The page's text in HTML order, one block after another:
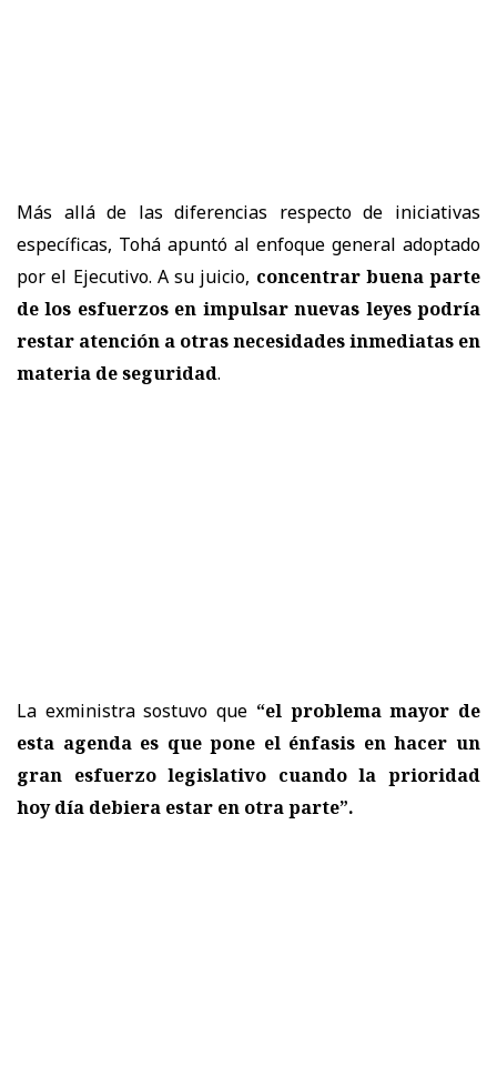
Más allá de las diferencias respecto de iniciativas
específicas, Tohá apuntó al enfoque general adoptado
por el Ejecutivo. A su juicio, concentrar buena parte
de los esfuerzos en impulsar nuevas leyes podría
restar atención a otras necesidades inmediatas en
materia de seguridad.
La exministra sostuvo que “el problema mayor de
esta agenda es que pone el énfasis en hacer un
gran esfuerzo legislativo cuando la prioridad
hoy día debiera estar en otra parte”.